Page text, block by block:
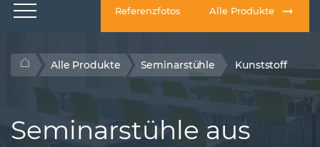
Referenzfotos Alle Produkte
Alle Produkte Seminarstühle Kunststoff
Seminarstühle aus